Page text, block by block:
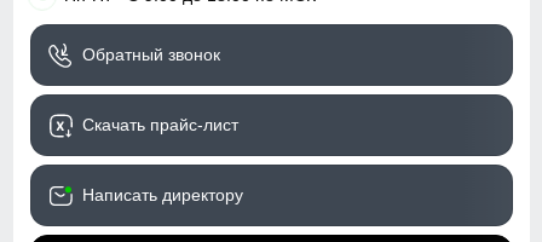
Обратный звонок
Скачать прайс-лист
Написать директору